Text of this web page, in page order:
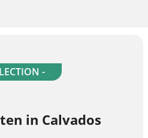
-
in Calvados